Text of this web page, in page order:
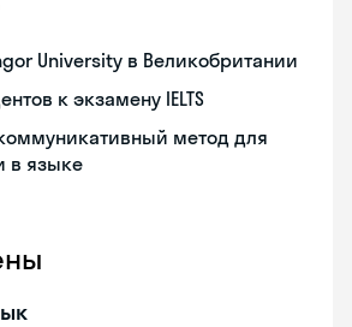
University в Великобритании
к экзамену IELTS
метод для
в языке